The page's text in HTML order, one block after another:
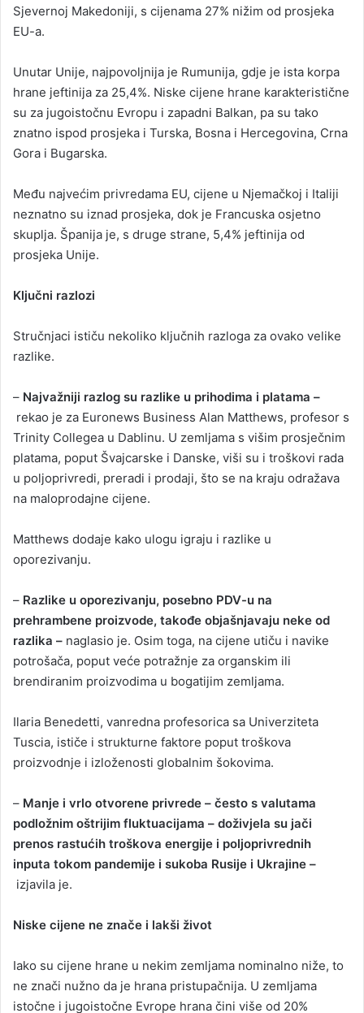
Sjevernoj Makedoniji, s cijenama 27% nižim od prosjeka
EU-a.
Unutar Unije, najpovoljnija je Rumunija, gdje je ista korpa
hrane jeftinija za 25,4%. Niske cijene hrane karakteristične
su za jugoistočnu Evropu i zapadni Balkan, pa su tako
znatno ispod prosjeka i Turska, Bosna i Hercegovina, Crna
Gora i Bugarska.
Među najvećim privredama EU, cijene u Njemačkoj i Italiji
neznatno su iznad prosjeka, dok je Francuska osjetno
skuplja. Španija je, s druge strane, 5,4% jeftinija od
prosjeka Unije.
Ključni razlozi
Stručnjaci ističu nekoliko ključnih razloga za ovako velike
razlike.
– Najvažniji razlog su razlike u prihodima i platama –
rekao je za Euronews Business Alan Matthews, profesor s
Trinity Collegea u Dablinu. U zemljama s višim prosječnim
platama, poput Švajcarske i Danske, viši su i troškovi rada
u poljoprivredi, preradi i prodaji, što se na kraju odražava
na maloprodajne cijene.
Matthews dodaje kako ulogu igraju i razlike u
oporezivanju.
– Razlike u oporezivanju, posebno PDV-u na
prehrambene proizvode, takođe objašnjavaju neke od
razlika – naglasio je. Osim toga, na cijene utiču i navike
potrošača, poput veće potražnje za organskim ili
brendiranim proizvodima u bogatijim zemljama.
Ilaria Benedetti, vanredna profesorica sa Univerziteta
Tuscia, ističe i strukturne faktore poput troškova
proizvodnje i izloženosti globalnim šokovima.
– Manje i vrlo otvorene privrede – često s valutama
podložnim oštrijim fluktuacijama – doživjela su jači
prenos rastućih troškova energije i poljoprivrednih
inputa tokom pandemije i sukoba Rusije i Ukrajine –
izjavila je.
Niske cijene ne znače i lakši život
Iako su cijene hrane u nekim zemljama nominalno niže, to
ne znači nužno da je hrana pristupačnija. U zemljama
istočne i jugoistočne Evrope hrana čini više od 20%